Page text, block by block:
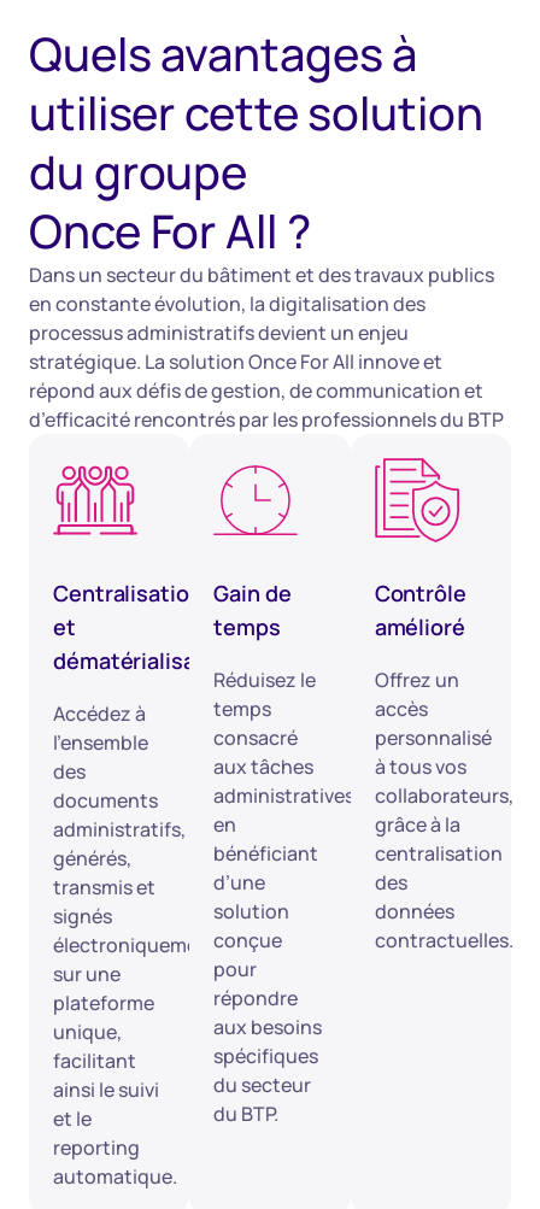
Centralisation
et
dématérialisation
Accédez à
l’ensemble
des
documents
administratifs,
générés,
transmis et
signés
électroniquement,
sur une
plateforme
unique,
facilitant
ainsi le suivi
et le
reporting
automatique.
Gain de
temps
Réduisez le
temps
consacré
aux tâches
administratives
en
bénéficiant
d’une
solution
conçue
pour
répondre
aux besoins
spécifiques
du secteur
du BTP.
Contrôle
amélioré
Offrez un
accès
personnalisé
à tous vos
collaborateurs,
grâce à la
centralisation
des
données
contractuelles.
Quels avantages à
utiliser cette solution
du groupe
Once For All ?
Dans un secteur du bâtiment et des travaux publics
en constante évolution, la digitalisation des
processus administratifs devient un enjeu
stratégique. La solution Once For All innove et
répond aux défis de gestion, de communication et
d’efficacité rencontrés par les professionnels du BTP